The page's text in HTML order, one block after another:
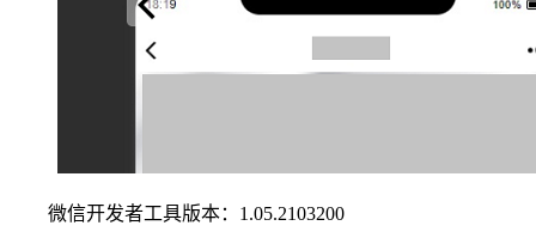
微信开发者工具版本：1.05.2103200